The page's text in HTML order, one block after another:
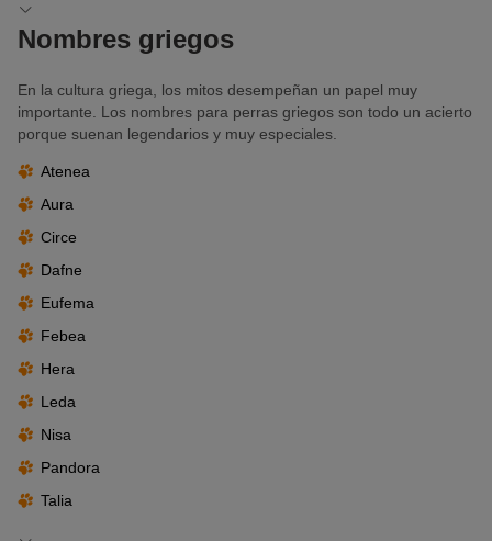
Nombres griegos
En la cultura griega, los mitos desempeñan un papel muy
importante. Los nombres para perras griegos son todo un acierto
porque suenan legendarios y muy especiales.
Atenea
Aura
Circe
Dafne
Eufema
Febea
Hera
Leda
Nisa
Pandora
Talia